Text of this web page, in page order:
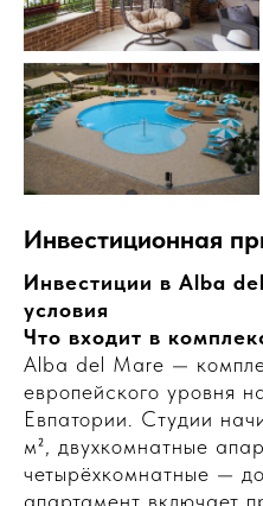
Инвестиционная
Инвестиции в Alba
условия
Что входит в
Alba del Mare —
европейского уровня
Евпатории. Студии
м², двухкомнатные
четырёхкомнатные —
апартамент включает